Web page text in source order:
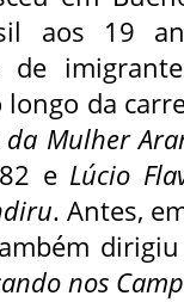
aos 19
de
longo da
da Mulher
e Lúcio
. Antes,
nos